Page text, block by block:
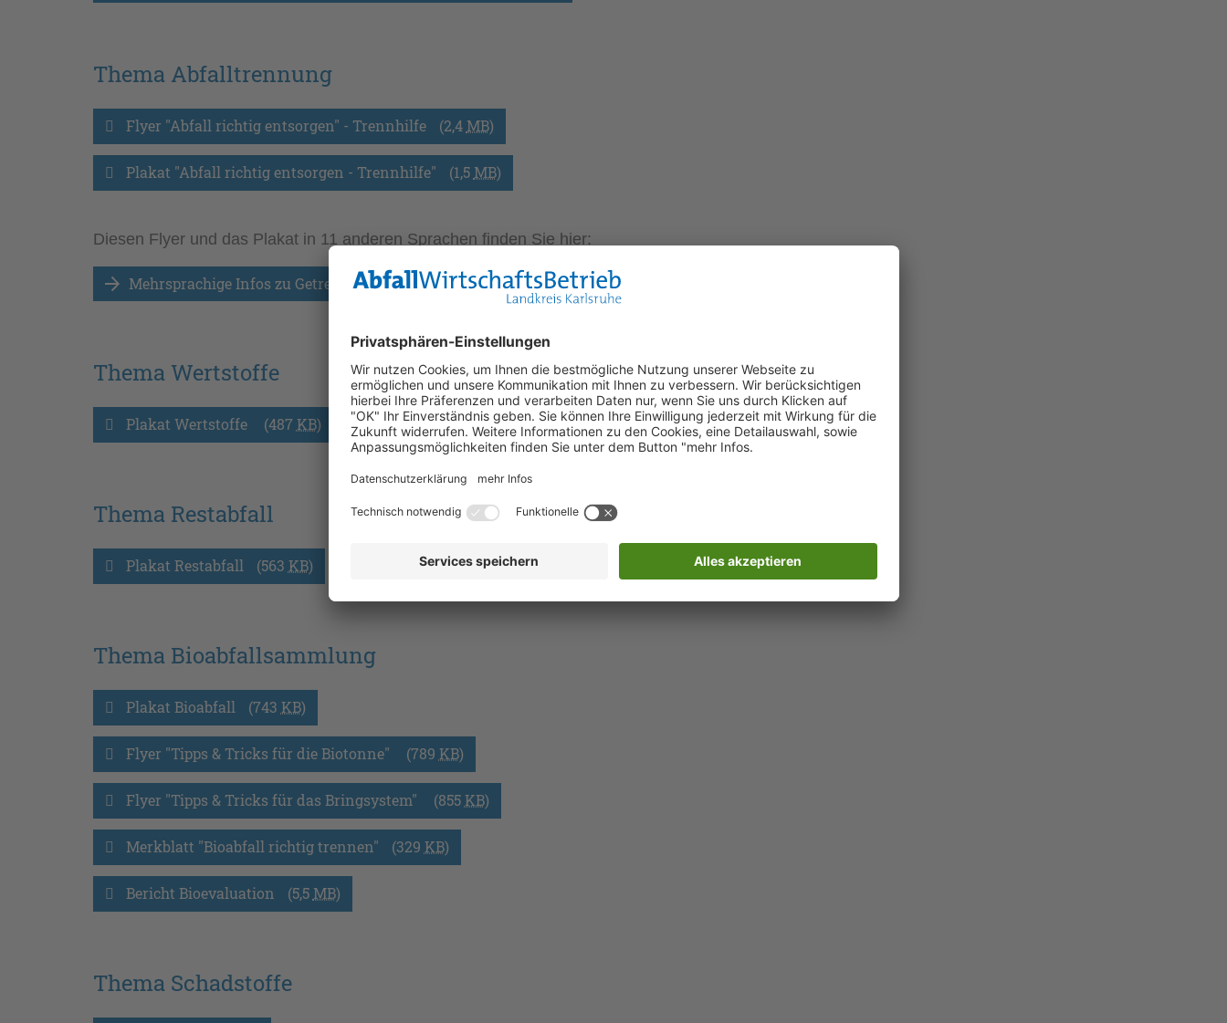
Thema Abfalltrennung
Flyer "Abfall richtig entsorgen" - Trennhilfe (2,4 MB)
Plakat "Abfall richtig entsorgen - Trennhilfe" (1,5 MB)
Diesen Flyer und das Plakat in 11 anderen Sprachen finden Sie hier:
Mehrsprachige Infos zu Getrenntsammlung
Thema Wertstoffe
Plakat Wertstoffe (487 KB)
Thema Restabfall
Plakat Restabfall (563 KB)
Thema Bioabfallsammlung
Plakat Bioabfall (743 KB)
Flyer "Tipps & Tricks für die Biotonne" (789 KB)
Flyer "Tipps & Tricks für das Bringsystem" (855KB)
Merkblatt "Bioabfall richtig trennen" (329 KB)
Bericht Bioevaluation (5,5 MB)
Thema Schadstoffe